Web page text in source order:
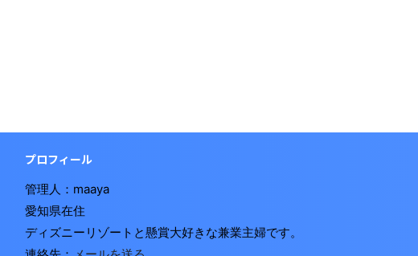
プロフィール
管理人：maaya
愛知県在住
ディズニーリゾートと懸賞大好きな兼業主婦です。